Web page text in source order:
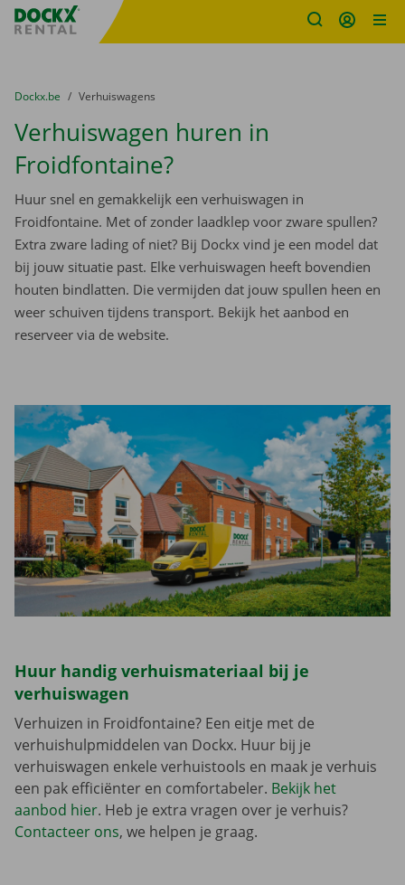
Fratello DEMO
U bevindt zich hier:
van
Dockx.be naar
Verhuiswagens
Verhuiswagen huren in
Froidfontaine?
Huur snel en gemakkelijk een verhuiswagen in
Froidfontaine. Met of zonder laadklep voor zware spullen?
Extra zware lading of niet? Bij Dockx vind je een model dat
bij jouw situatie past. Elke verhuiswagen heeft bovendien
houten bindlatten. Die vermijden dat jouw spullen heen en
weer schuiven tijdens transport. Bekijk het aanbod en
reserveer via de website.
Huur handig verhuismateriaal bij je
verhuiswagen
Verhuizen in Froidfontaine? Een eitje met de
verhuishulpmiddelen van Dockx. Huur bij je
verhuiswagen enkele verhuistools en maak je verhuis
een pak efficiënter en comfortabeler. Bekijk het
aanbod hier. Heb je extra vragen over je verhuis?
Contacteer ons, we helpen je graag.